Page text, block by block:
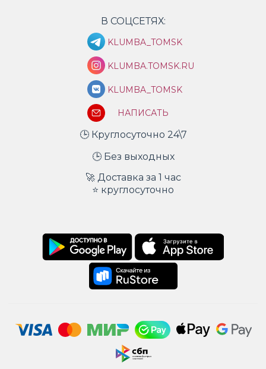
В СОЦСЕТЯХ:
KLUMBA_TOMSK
KLUMBA.TOMSK.RU
KLUMBA_TOMSK
НАПИСАТЬ
🕒 Круглосуточно 24\7
🕒 Без выходных
🚀 Доставка за 1 час
⭐ круглосуточно